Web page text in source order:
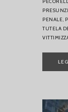
PENALE,
TUTELA